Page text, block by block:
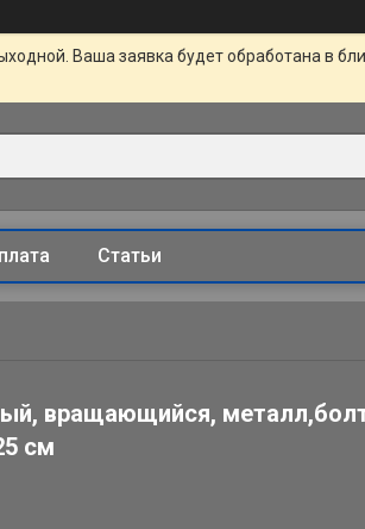
Ваша заявка будет обработана в
Статьи
вращающийся,
см